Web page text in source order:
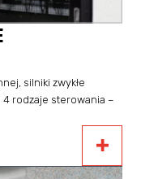
silniki zwykłe
4 rodzaje sterowania –